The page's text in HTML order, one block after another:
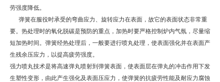
劳强度降低。
弹簧在服役时承受的弯曲应力、旋转应力在表面，故它的表面状态非常重
要。热处理时的氧化脱碳是预防的重点，加热时要严格控制炉内气氛，尽量缩
短加热时间。弹簧经热处理后，一般要进行喷丸处理，使表面强化并在表面产
生残余压应力，以提高疲劳强度。
强力喷丸技术是将高速弹丸喷射到弹簧表面，使表面层在弹丸的冲击作用下发
生塑性变形，由此产生强化及表面压应力，使弹簧的抗疲劳性能及耐应力腐蚀